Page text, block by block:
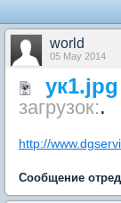
world
05 May 2014
ук1.jpg
загрузок:.
http://
Сообщение